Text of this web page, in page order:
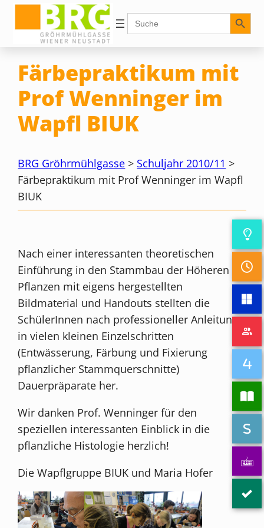
Inhalt
springen
Search
for:
Search Button
Färbepraktikum mit
Prof Wenninger im
Wapfl BIUK
BRG Gröhrmühlgasse > Schuljahr 2010/11 >
Färbepraktikum mit Prof Wenninger im Wapfl
BIUK
Nach einer interessanten theoretischen
Einführung in den Stammbau der Höheren
Pflanzen mit eigens hergestellten
Bildmaterial und Handouts stellten die
SchülerInnen nach professioneller Anleitung
in vielen kleinen Einzelschritten
(Entwässerung, Färbung und Fixierung
pflanzlicher Stammquerschnitte)
Dauerpräparate her.
Wir danken Prof. Wenninger für den
speziellen interessanten Einblick in die
pflanzliche Histologie herzlich!
Die Wapflgruppe BIUK und Maria Hofer